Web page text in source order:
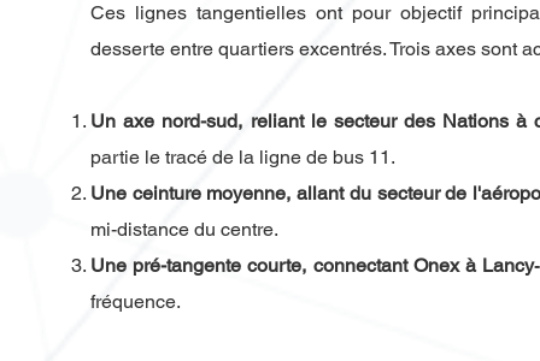
Ces lignes tangentielles ont pour objectif
desserte entre quartiers excentrés. Trois axes sont
Un axe nord-sud, reliant le secteur des Nations
partie le tracé de la ligne de bus 11.
Une ceinture moyenne, allant du secteur de
mi-distance du centre.
Une pré-tangente courte, connectant Onex à
fréquence.